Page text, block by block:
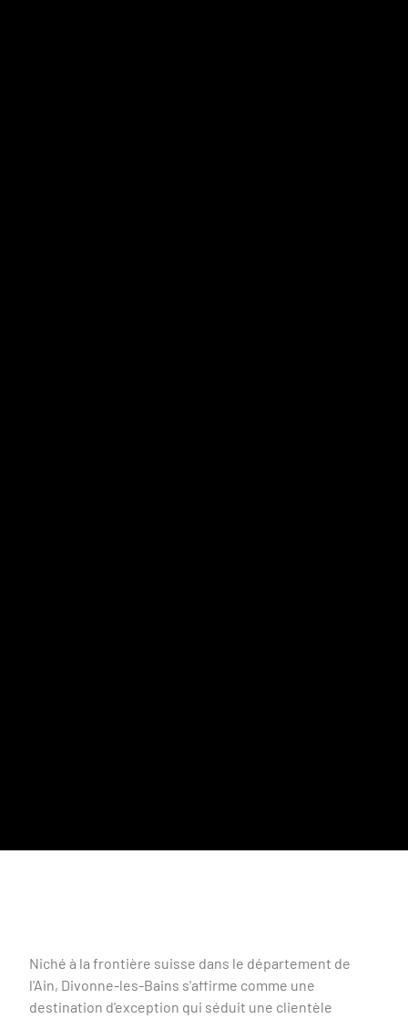
Niché à la frontière suisse dans le département de
l'Ain, Divonne-les-Bains s'affirme comme une
destination d'exception qui séduit une clientèle